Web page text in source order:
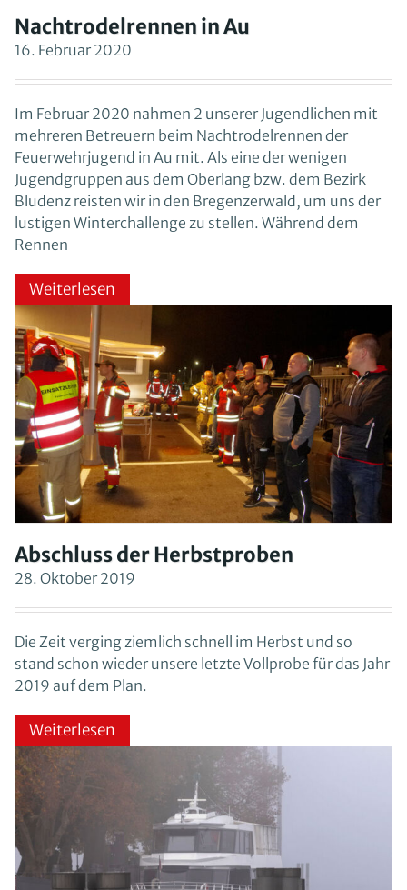
Nachtrodelrennen in Au
16. Februar 2020
Im Februar 2020 nahmen 2 unserer Jugendlichen mit
mehreren Betreuern beim Nachtrodelrennen der
Feuerwehrjugend in Au mit. Als eine der wenigen
Jugendgruppen aus dem Oberlang bzw. dem Bezirk
Bludenz reisten wir in den Bregenzerwald, um uns der
lustigen Winterchallenge zu stellen. Während dem
Rennen
Weiterlesen
Abschluss der Herbstproben
28. Oktober 2019
Die Zeit verging ziemlich schnell im Herbst und so
stand schon wieder unsere letzte Vollprobe für das Jahr
2019 auf dem Plan.
Weiterlesen